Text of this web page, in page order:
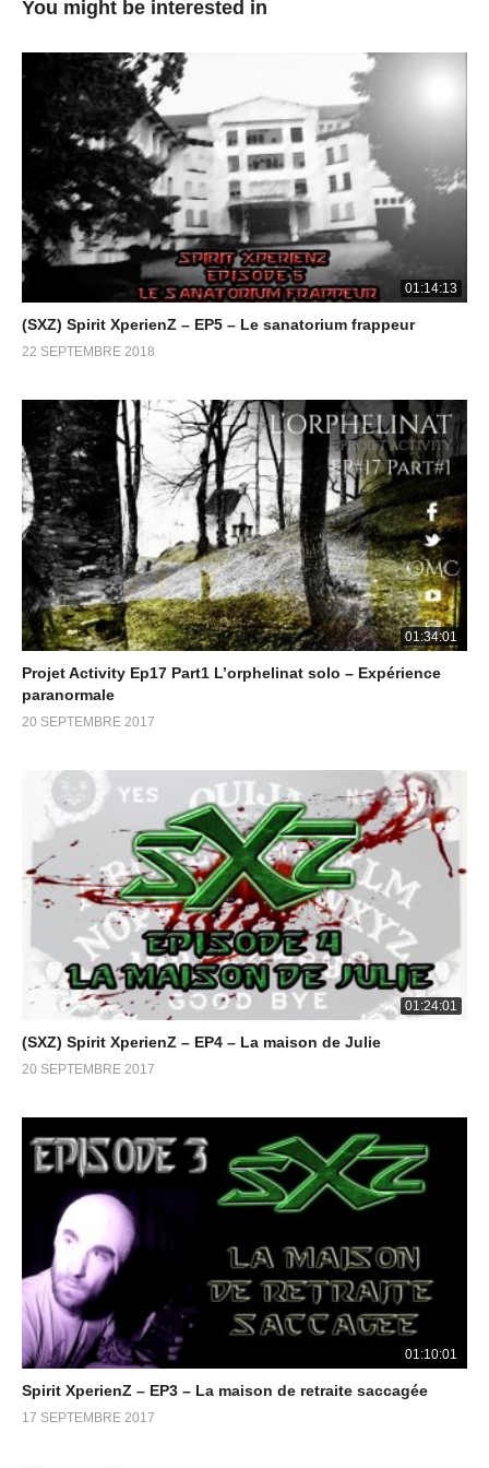
sera très intéressant à regarder notamment car la façon dont il
(Visité 916 fois, 1 visites aujourd'hui)
You might be interested in
01:14:13
(SXZ) Spirit XperienZ – EP5 – Le sanatorium frappeur
22 SEPTEMBRE 2018
01:34:01
Projet Activity Ep17 Part1 L’orphelinat solo – Expérience
paranormale
20 SEPTEMBRE 2017
01:24:01
(SXZ) Spirit XperienZ – EP4 – La maison de Julie
20 SEPTEMBRE 2017
01:10:01
Spirit XperienZ – EP3 – La maison de retraite saccagée
17 SEPTEMBRE 2017